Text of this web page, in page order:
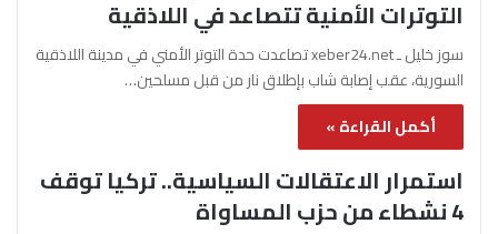
التوترات الأمنية تتصاعد في اللاذقية
سوز خليل ـ xeber24.net تصاعدت حدة التوتر الأمني في مدينة اللاذقية
السورية، عقب إصابة شاب بإطلاق نار من قبل مسلحين…
أكمل القراءة »
استمرار الاعتقالات السياسية.. تركيا توقف
4 نشطاء من حزب المساواة